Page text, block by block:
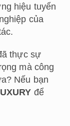
hiệu tuyển
của
thực sự
mà công
Nếu bạn
để